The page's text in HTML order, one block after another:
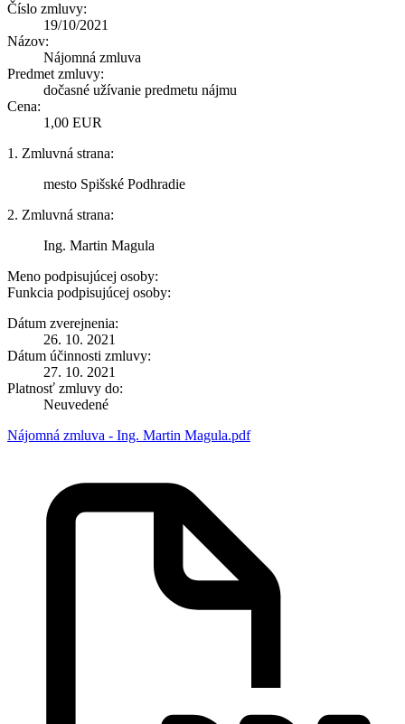
Číslo zmluvy:
19/10/2021
Názov:
Nájomná zmluva
Predmet zmluvy:
dočasné užívanie predmetu nájmu
Cena:
1,00 EUR
1. Zmluvná strana:
mesto Spišské Podhradie
2. Zmluvná strana:
Ing. Martin Magula
Meno podpisujúcej osoby:
Funkcia podpisujúcej osoby:
Dátum zverejnenia:
26. 10. 2021
Dátum účinnosti zmluvy:
27. 10. 2021
Platnosť zmluvy do:
Neuvedené
Nájomná zmluva - Ing. Martin Magula.pdf